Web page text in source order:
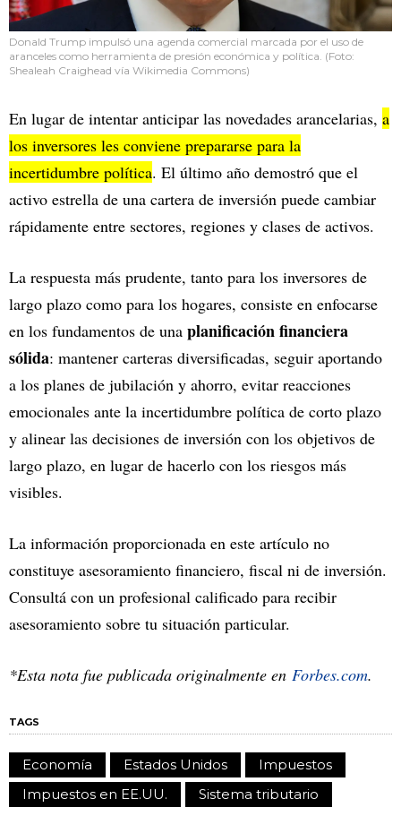
Donald Trump impulsó una agenda comercial marcada por el uso de
aranceles como herramienta de presión económica y política. (Foto:
Shealeah Craighead vía Wikimedia Commons)
En lugar de intentar anticipar las novedades arancelarias, a
los inversores les conviene prepararse para la
incertidumbre política. El último año demostró que el
activo estrella de una cartera de inversión puede cambiar
rápidamente entre sectores, regiones y clases de activos.
La respuesta más prudente, tanto para los inversores de
largo plazo como para los hogares, consiste en enfocarse
en los fundamentos de una planificación financiera
sólida: mantener carteras diversificadas, seguir aportando
a los planes de jubilación y ahorro, evitar reacciones
emocionales ante la incertidumbre política de corto plazo
y alinear las decisiones de inversión con los objetivos de
largo plazo, en lugar de hacerlo con los riesgos más
visibles.
La información proporcionada en este artículo no
constituye asesoramiento financiero, fiscal ni de inversión.
Consultá con un profesional calificado para recibir
asesoramiento sobre tu situación particular.
*Esta nota fue publicada originalmente en Forbes.com.
TAGS
Economía Estados Unidos
Impuestos
Impuestos en EE.UU.
Sistema tributario